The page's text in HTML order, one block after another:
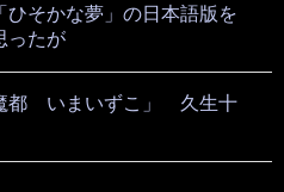
ひそかな夢」の日本語版を
ったが
都 いまいずこ」 久生十